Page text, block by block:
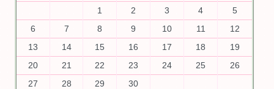
1
2 3 4
5
6
7 8 9 10 11
12
13
14 15 16 17 18
19
20
21 22 23 24 25
26
27
28 29 30